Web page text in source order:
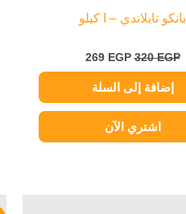
بانكو تايلاندي – ا كيلو
320EGP
269 EGP
إضافة إلى السلة
اشتري الآن